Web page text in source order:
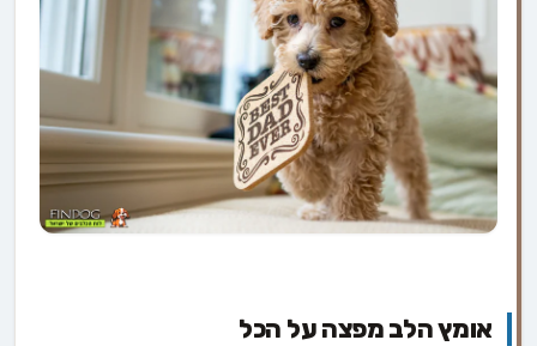
אומץ הלב מפצה על הכל